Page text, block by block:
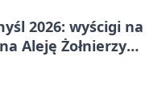
2026: wyścigi na
Aleję Żołnierzy